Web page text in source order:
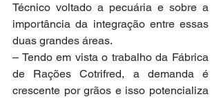
Técnico voltado a pecuária e sobre a
importância da integração entre essas
duas grandes áreas.
– Tendo em vista o trabalho da Fábrica
de Rações Cotrifred, a demanda é
crescente por grãos e isso potencializa